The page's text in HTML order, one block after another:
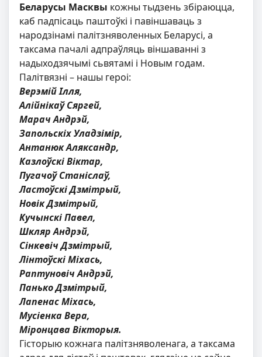
Беларусы Масквы кожны тыдзень збіраюцца,
каб падпісаць паштоўкі і павіншаваць з
народзінамі палітзняволенных Беларусі, а
таксама пачалі адпраўляць віншаванні з
надыходзячымі сьвятамі і Новым годам.
Палітвязні – нашы героі:
Верэмій Ілля,
Алійнікаў Сяргей,
Марач Андрэй,
Запольскіх Уладзімір,
Антанюк Аляксандр,
Казлоўскі Віктар,
Пугачоў Станіслаў,
Ластоўскі Дзмітрый,
Новік Дзмітрый,
Кучынскі Павел,
Шкляр Андрэй,
Сінкевіч Дзмітрый,
Лінтоўскі Міхась,
Раптуновіч Андрэй,
Панько Дзмітрый,
Лапенас Міхась,
Мусіенка Вера,
Міронцава Вікторыя.
Гісторыю кожнага палітзняволенага, а таксама